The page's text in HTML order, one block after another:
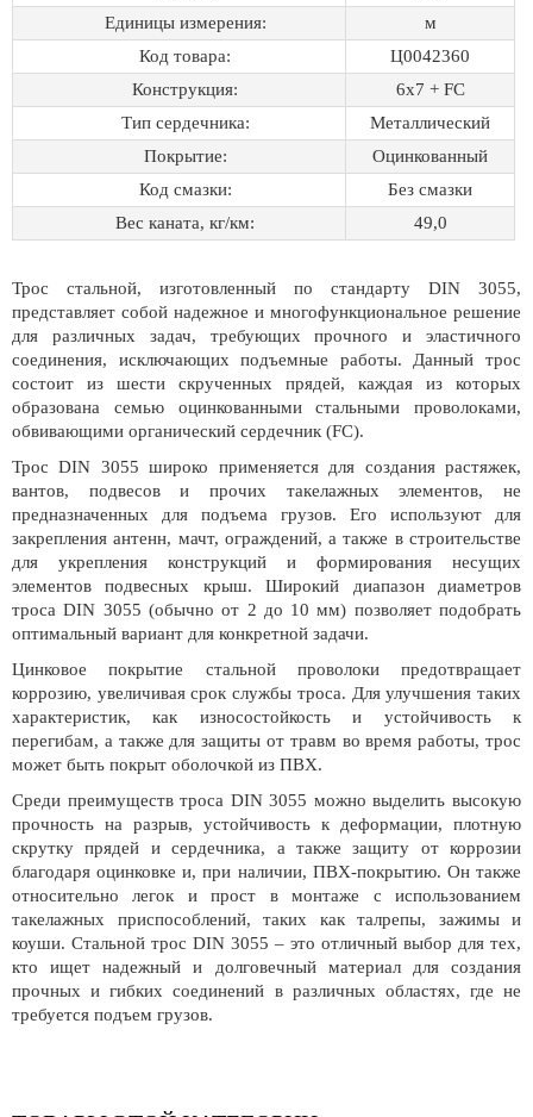
Единицы измерения:
м
Код товара:
Ц0042360
Конструкция:
6х7 + FC
Тип сердечника:
Металлический
Покрытие:
Оцинкованный
Код смазки:
Без смазки
Вес каната, кг/км:
49,0
Трос стальной, изготовленный по стандарту DIN 3055,
представляет собой надежное и многофункциональное решение
для различных задач, требующих прочного и эластичного
соединения, исключающих подъемные работы. Данный трос
состоит из шести скрученных прядей, каждая из которых
образована семью оцинкованными стальными проволоками,
обвивающими органический сердечник (FC).
Трос DIN 3055 широко применяется для создания растяжек,
вантов, подвесов и прочих такелажных элементов, не
предназначенных для подъема грузов. Его используют для
закрепления антенн, мачт, ограждений, а также в строительстве
для укрепления конструкций и формирования несущих
элементов подвесных крыш. Широкий диапазон диаметров
троса DIN 3055 (обычно от 2 до 10 мм) позволяет подобрать
оптимальный вариант для конкретной задачи.
Цинковое покрытие стальной проволоки предотвращает
коррозию, увеличивая срок службы троса. Для улучшения таких
характеристик, как износостойкость и устойчивость к
перегибам, а также для защиты от травм во время работы, трос
может быть покрыт оболочкой из ПВХ.
Среди преимуществ троса DIN 3055 можно выделить высокую
прочность на разрыв, устойчивость к деформации, плотную
скрутку прядей и сердечника, а также защиту от коррозии
благодаря оцинковке и, при наличии, ПВХ-покрытию. Он также
относительно легок и прост в монтаже с использованием
такелажных приспособлений, таких как талрепы, зажимы и
коуши. Стальной трос DIN 3055 – это отличный выбор для тех,
кто ищет надежный и долговечный материал для создания
прочных и гибких соединений в различных областях, где не
требуется подъем грузов.